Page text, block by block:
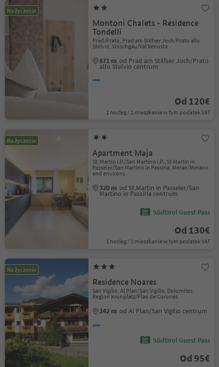
Na życzenie
Montoni Chalets - Residence
Tondelli
Prad/Prato, Prad am Stilfser Joch/Prato allo
Stelvio, Vinschgau/Val Venosta
871 m od Prad am Stilfser Joch/Prato
allo Stelvio centrum
Od 120€
1 nocleg / 1 mieszkanie w tym podatek VAT
Na życzenie
Apartment Maja
St. Martin i.P./San Martino i.P., St.Martin in
Passeier/San Martino in Passiria, Meran/Merano
and environs
320 m od St.Martin in Passeier/San
Martino in Passiria centrum
Südtirol Guest Pass
Od 130€
1 nocleg / 1 mieszkanie w tym podatek VAT
Na życzenie
Residence Noares
San Vigilio, Al Plan/San Vigilio, Dolomites
Region Kronplatz/Plan de Corones
242 m od Al Plan/San Vigilio centrum
Südtirol Guest Pass
Od 95€